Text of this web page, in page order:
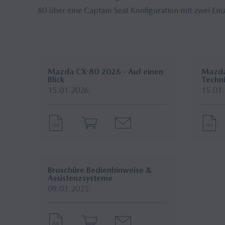
80 über eine Captain Seat Konfiguration mit zwei
Mazda CX-80 2026 - Auf einen
Blick
15.01.2026
Broschüre Bedienhinweise &
Assistenzsysteme
09.03.2025